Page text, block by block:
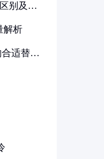
别及其
解析
合适替代